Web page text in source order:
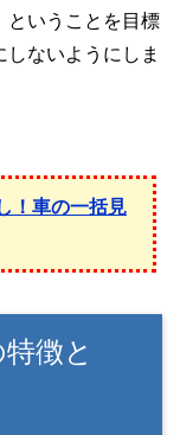
ということを目標
ないようにしま
！車の一括見
徴と